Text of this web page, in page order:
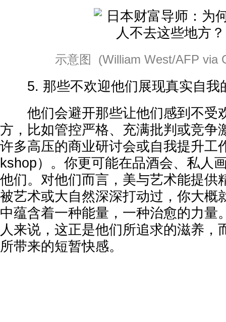
示意图 (William West/AFP via
5. 那些不欢迎他们展现真实自我
他们会避开那些让他们感到不受
方，比如管控严格、充满批判或竞争
许多高压的商业研讨会或自我提升工
kshop）。你更可能在品酒会、私人
他们。对他们而言，美与艺术能提供
被艺术或大自然深深打动过，你大概
中蕴含着一种能量，一种治愈的力量
人来说，这正是他们所追求的滋养，
所带来的短暂快感。